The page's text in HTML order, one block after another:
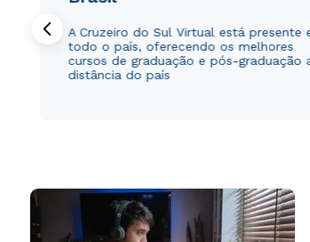
A Cruzeiro do Sul Virtual está presente
todo o país, oferecendo os melhores
cursos de graduação e pós-graduação
distância do país